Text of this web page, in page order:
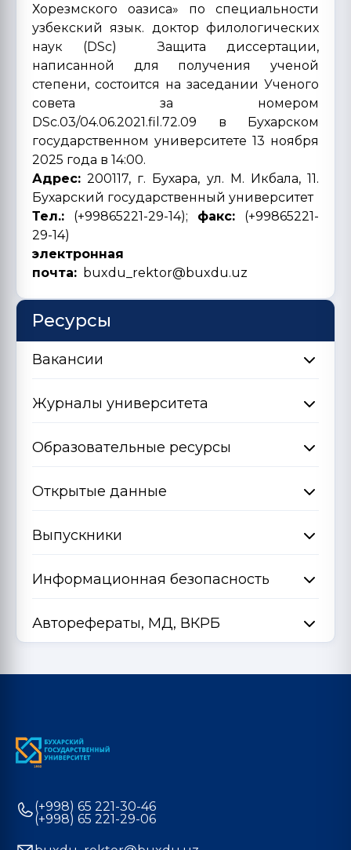
Хорезмского оазиса» по специальности
узбекский язык. доктор филологических
наук (DSc) Защита диссертации,
написанной для получения ученой
степени, состоится на заседании Ученого
совета за номером
DSc.03/04.06.2021.fil.72.09 в Бухарском
государственном университете 13 ноября
2025 года в 14:00.
Адрес: 200117, г. Бухара, ул. М. Икбала, 11.
Бухарский государственный университет
Тел.: (+99865221-29-14); факс: (+99865221-
29-14)
электронная
почта: buxdu_rektor@buxdu.uz
Ресурсы
Вакансии
Журналы университета
Образовательные ресурсы
Открытые данные
Выпускники
Информационная безопасность
Авторефераты, МД, ВКРБ
(+998) 65 221-30-46
(+998) 65 221-29-06